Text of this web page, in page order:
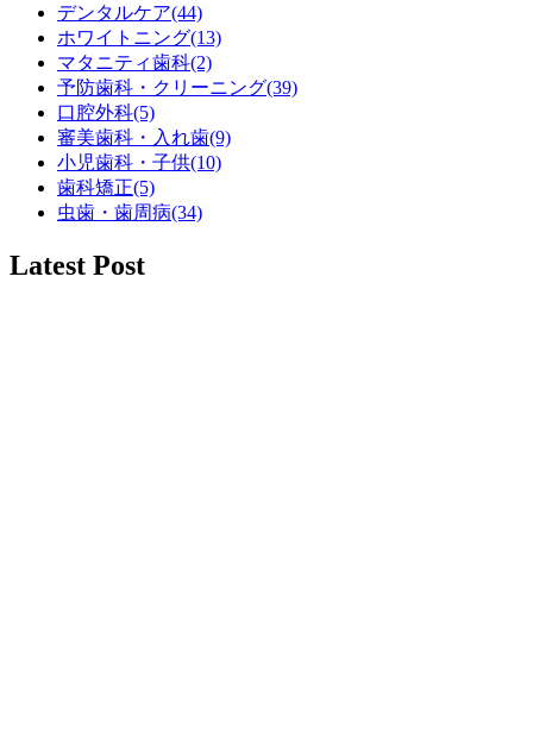
デンタルケア(44)
ホワイトニング(13)
マタニティ歯科(2)
予防歯科・クリーニング(39)
口腔外科(5)
審美歯科・入れ歯(9)
小児歯科・子供(10)
歯科矯正(5)
虫歯・歯周病(34)
Latest Post